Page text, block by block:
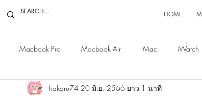
HOME
Macbook Pro Macbook Air iMac iWatch
Macbook Pro 12" 14" 16" Mac Display Magsafe
hakaru74 20 มิ.ย. 2566 ยาว 1 นาที